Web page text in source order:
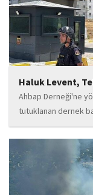
Haluk Levent,
Ahbap Derneği'ne
tutuklanan dernek
ilçesindeki